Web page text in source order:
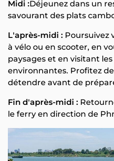
Midi :Déjeunez dans un
savourant des plats
L'après-midi : Poursuivez
à vélo ou en scooter, en
paysages et en visitant
environnantes. Profitez
détendre avant de
Fin d'après-midi :
le ferry en direction de